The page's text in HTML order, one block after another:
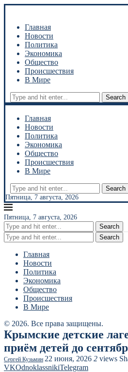
Главная
Новости
Политика
Экономика
Общество
Происшествия
В Мире
Search
Главная
Новости
Политика
Экономика
Общество
Происшествия
В Мире
Search
Пятница, 7 августа, 2026
Пятница, 7 августа, 2026
Search
Search
Главная
Новости
Политика
Экономика
Общество
Происшествия
В Мире
© 2026. Все права защищены.
Крымские детские
приём детей до
Сергей Кузьмин 22 июня, 2026 2 views
VKOdnoklassnikiTelegram